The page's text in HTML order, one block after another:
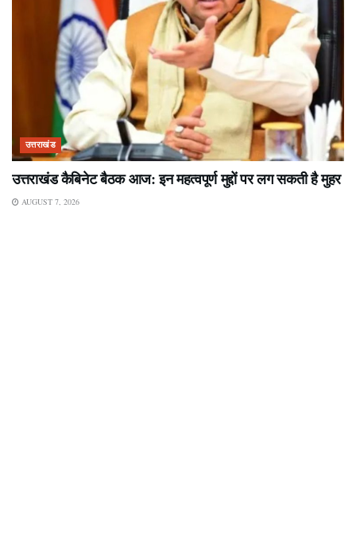
उत्तराखंड
उत्तराखंड कैबिनेट बैठक आज: इन महत्वपूर्ण मुद्दों पर लग सकती है मुहर
AUGUST 7, 2026